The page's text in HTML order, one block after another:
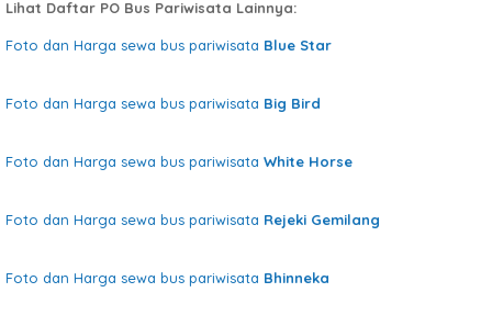
Lihat Daftar PO Bus Pariwisata Lainnya:
Foto dan Harga sewa bus pariwisata Blue Star
Foto dan Harga sewa bus pariwisata Big Bird
Foto dan Harga sewa bus pariwisata White Horse
Foto dan Harga sewa bus pariwisata Rejeki Gemilang
Foto dan Harga sewa bus pariwisata Bhinneka